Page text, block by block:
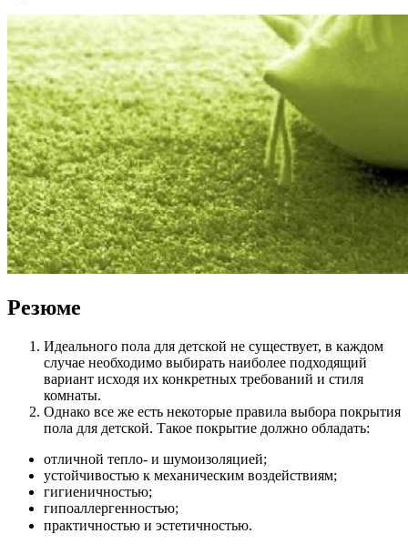
Резюме
Идеального пола для детской не существует, в каждом
случае необходимо выбирать наиболее подходящий
вариант исходя их конкретных требований и стиля
комнаты.
Однако все же есть некоторые правила выбора покрытия
пола для детской. Такое покрытие должно обладать:
отличной тепло- и шумоизоляцией;
устойчивостью к механическим воздействиям;
гигиеничностью;
гипоаллергенностью;
практичностью и эстетичностью.